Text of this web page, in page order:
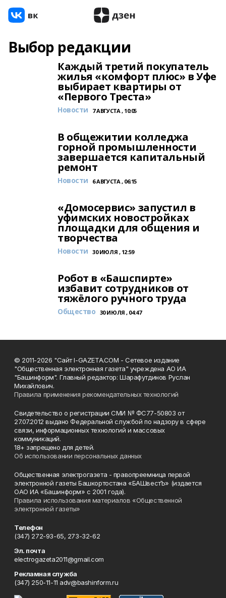
Выбор редакции
Каждый третий покупатель
жилья «комфорт плюс» в Уфе
выбирает квартиры от
«Первого Треста»
Новости 7 АВГУСТА , 10:05
В общежитии колледжа
горной промышленности
завершается капитальный
ремонт
Новости 6 АВГУСТА , 06:15
«Домосервис» запустил в
уфимских новостройках
площадки для общения и
творчества
Новости 30 ИЮЛЯ , 12:59
Робот в «Башспирте»
избавит сотрудников от
тяжёлого ручного труда
Общество 30 ИЮЛЯ , 04:47
© 2011-2026 "Сайт I-GAZETA.COM - Сетевое издание
"Общественная электронная газета" учреждена АО ИА
"Башинформ". Главный редактор: Шарафутдинов Руслан
Михайлович.
Правила применения рекомендательных технологий
Свидетельство о регистрации СМИ № ФС77-50803 от
27.07.2012 выдано Федеральной службой по надзору в сфере
связи, информационных технологий и массовых
коммуникаций.
18+ запрещено для детей.
Об использовании персональных данных
Общественная электрогазета - правопреемница первой
электронной газеты Башкортостана «БАШвестЪ» (издается
ОАО ИА «Башинформ» с 2001 года).
Правила использования материалов «Общественной
электронной газеты»
Телефон
(347) 272-93-65, 273-32-62
Эл. почта
electrogazeta2011@gmail.com
Рекламная служба
(347) 250-11-11 adv@bashinform.ru